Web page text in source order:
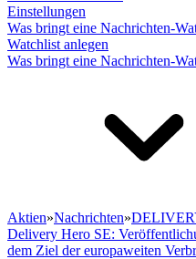
Einstellungen
Was bringt eine Nachrichten-
Watchlist anlegen
Was bringt eine Nachrichten-
Aktien»Nachrichten»
Delivery Hero SE:
dem Ziel der europaweiten